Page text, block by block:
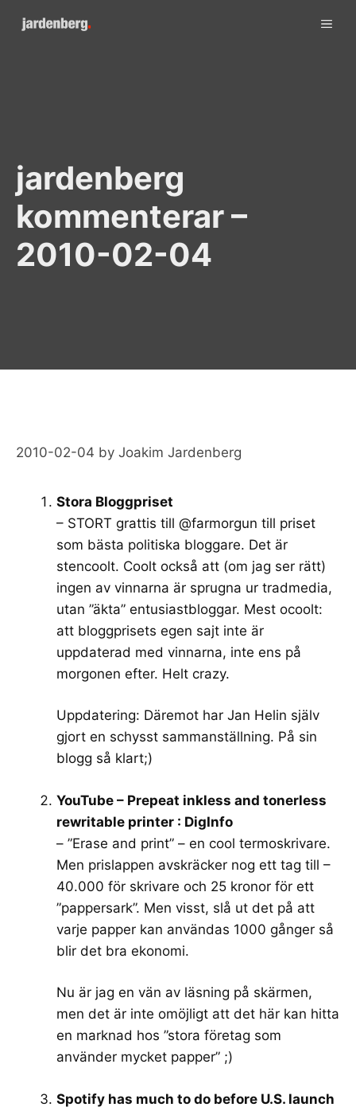
jardenberg
kommenterar –
2010-02-04
2010-02-04 by Joakim Jardenberg
Stora Bloggpriset
– STORT grattis till @farmorgun till priset
som bästa politiska bloggare. Det är
stencoolt. Coolt också att (om jag ser rätt)
ingen av vinnarna är sprugna ur tradmedia,
utan ”äkta” entusiastbloggar. Mest ocoolt:
att bloggprisets egen sajt inte är
uppdaterad med vinnarna, inte ens på
morgonen efter. Helt crazy.
Uppdatering: Däremot har Jan Helin själv
gjort en schysst sammanställning. På sin
blogg så klart;)
YouTube – Prepeat inkless and tonerless
rewritable printer : DigInfo
– ”Erase and print” – en cool termoskrivare.
Men prislappen avskräcker nog ett tag till –
40.000 för skrivare och 25 kronor för ett
”pappersark”. Men visst, slå ut det på att
varje papper kan användas 1000 gånger så
blir det bra ekonomi.
Nu är jag en vän av läsning på skärmen,
men det är inte omöjligt att det här kan hitta
en marknad hos ”stora företag som
använder mycket papper” ;)
Spotify has much to do before U.S. launch